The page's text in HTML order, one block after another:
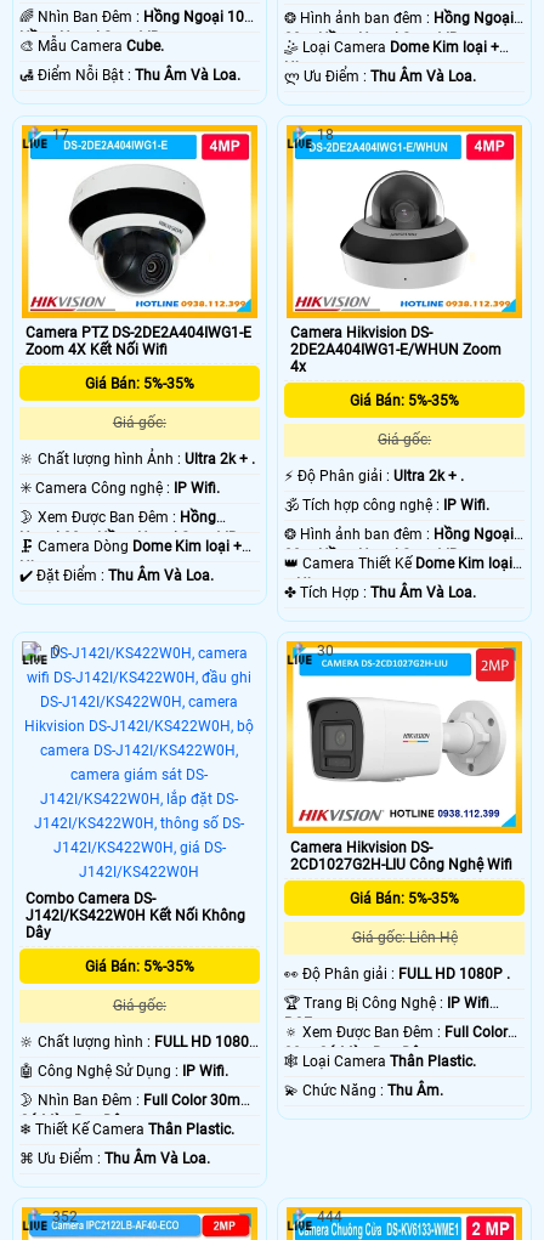
'
🌈 Nhìn Ban Đêm : Hồng Ngoại 10m
Hồng Ngoại Smart IR.
🎨 Mẫu Camera Cube.
️🛃 Điểm Nỗi Bật : Thu Âm Và Loa.
❂ Hình ảnh ban đêm : Hồng Ngoại
20m Hồng Ngoại Smart IR.
🤹 Loại Camera Dome Kim loại +
Nhựa.
️ლ Ưu Điểm :Thu Âm Và Loa.
Camera PTZ DS-2DE2A404IWG1-E
Zoom 4X Kết Nối Wifi
Giá Bán: 5%-35%
Giá gốc:
🔆 Chất lượng hình Ảnh : Ultra 2k + .
✳️ Camera Công nghệ : IP Wifi.
🌛 Xem Được Ban Đêm : Hồng
Ngoại 20m Hồng Ngoại Smart IR.
🗜️ Camera Dòng Dome Kim loại +
Nhựa.
️✔️ Đặt Điểm : Thu Âm Và Loa.
17
Camera Hikvision DS-
2DE2A404IWG1-E/WHUN Zoom
4x
Giá Bán: 5%-35%
Giá gốc:
️⚡ Độ Phân giải :Ultra 2k + .
🕉️ Tích hợp công nghệ : IP Wifi.
❂ Hình ảnh ban đêm : Hồng Ngoại
20m Hồng Ngoại Smart IR.
👑 Camera Thiết Kế Dome Kim loại
+ Nhựa.
️✤ Tích Hợp :Thu Âm Và Loa.
18
Combo Camera DS-
J142I/KS422W0H Kết Nối Không
Dây
Giá Bán: 5%-35%
Giá gốc:
🔆 Chất lượng hình : FULL HD 1080P
🤖️ Công Nghệ Sử Dụng : IP Wifi.
🌛 Nhìn Ban Đêm : Full Color 30m
Có Màu Ban Ðêm.
❄ Thiết Kế Camera Thân Plastic.
️⌘ Ưu Điểm : Thu Âm Và Loa.
0
Camera Hikvision DS-
2CD1027G2H-LIU Công Nghệ Wifi
Giá Bán: 5%-35%
Giá gốc: Liên Hệ
️👀 Độ Phân giải : FULL HD 1080P .
🏆 Trang Bị Công Nghệ :
IP Wifi
POE.
🔅 Xem Được Ban Đêm : Full Color
30m Có Màu Ban Ðêm.
🕸️ Loại CameraThân Plastic.
️💫 Chức Năng :Thu Âm.
30
352 444